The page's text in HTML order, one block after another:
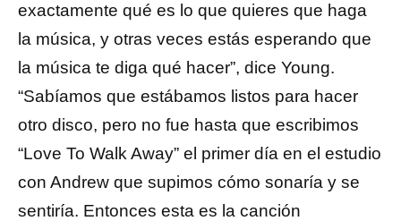
exactamente qué es lo que quieres que haga
la música, y otras veces estás esperando que
la música te diga qué hacer”, dice Young.
“Sabíamos que estábamos listos para hacer
otro disco, pero no fue hasta que escribimos
“Love To Walk Away” el primer día en el estudio
con Andrew que supimos cómo sonaría y se
sentiría. Entonces esta es la canción